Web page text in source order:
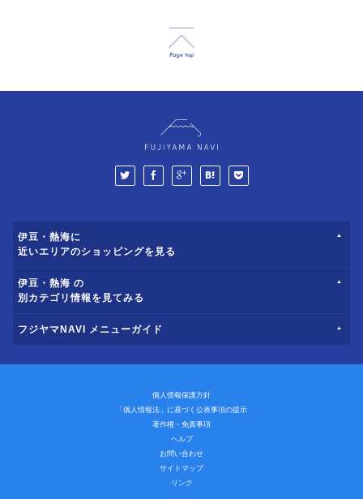
伊豆・熱海に
近いエリアのショッピングを見る
伊豆・熱海 の
別カテゴリ情報を見てみる
フジヤマNAVI メニューガイド
個人情報保護方針
「個人情報法」に基づく公表事項の提示
著作権・免責事項
ヘルプ
お問い合わせ
サイトマップ
リンク